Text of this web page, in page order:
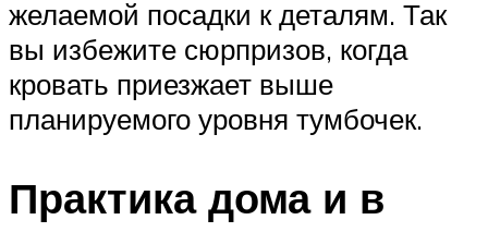
желаемой посадки к деталям. Так
вы избежите сюрпризов, когда
кровать приезжает выше
планируемого уровня тумбочек.
Практика дома и в